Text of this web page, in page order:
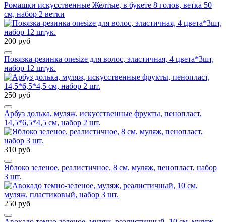
Ромашки искусственные Желтые, в букете 8 голов, ветка 50
см, набор 2 ветки
200 руб
Повязка-резинка onesize для волос, эластичная, 4 цвета*3шт,
набор 12 штук.
250 руб
Арбуз долька, муляж, искусственные фрукты, пенопласт,
14,5*6,5*4,5 см, набор 2 шт.
310 руб
Яблоко зеленое, реалистичное, 8 см, муляж, пенопласт, набор
3 шт.
250 руб